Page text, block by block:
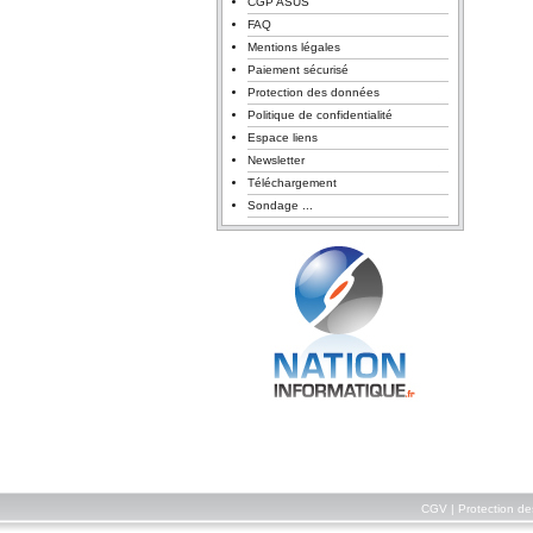
FAQ
Mentions légales
Paiement sécurisé
Protection des données
Politique de confidentialité
Espace liens
Newsletter
Téléchargement
Sondage ...
CGV Protection